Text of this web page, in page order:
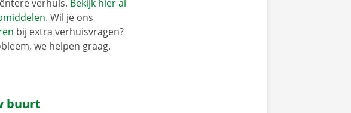
verhuis. Bekijk hier al
. Wil je ons
bij extra verhuisvragen?
we helpen graag.
buurt